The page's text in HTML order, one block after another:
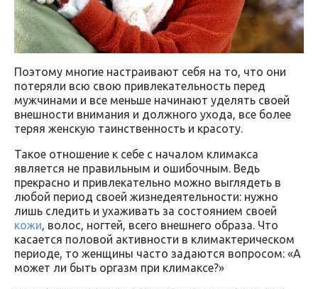
Поэтому многие настраивают себя на то, что они
потеряли всю свою привлекательность перед
мужчинами и все меньше начинают уделять своей
внешности внимания и должного ухода, все более
теряя женскую таинственность и красоту.
Такое отношение к себе с началом климакса
является не правильным и ошибочным. Ведь
прекрасно и привлекательно можно выглядеть в
любой период своей жизнедеятельности: нужно
лишь следить и ухаживать за состоянием своей
кожи, волос, ногтей, всего внешнего образа. Что
касается половой активности в климактерическом
периоде, то женщины часто задаются вопросом: «А
может ли быть оргазм при климаксе?»